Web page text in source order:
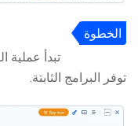
الخطوة
تبدأ عملية
توفر البرامج الثابتة.